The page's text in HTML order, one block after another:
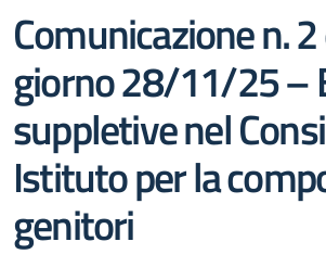
Comunicazione n.
giorno 28/11/25 –
suppletive nel
Istituto per la
genitori